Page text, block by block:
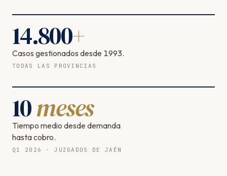
14.800+
Casos gestionados desde 1993.
TODAS LAS PROVINCIAS
10meses
Tiempo medio desde demanda
hasta cobro.
Q1 2026 · JUZGADOS DE JAÉN